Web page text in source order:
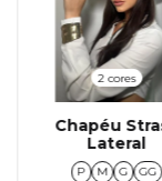
2 cores
Chapéu
Lateral
P M G GG